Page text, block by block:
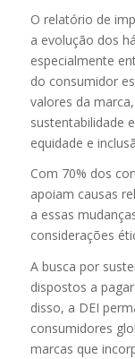
O relatório de
a evolução dos
especialmente
do consumidor
valores da
sustentabilidade
equidade e
Com 70% dos
apoiam causas
a essas
considerações
A busca por
dispostos a
disso, a DEI
consumidores
marcas que